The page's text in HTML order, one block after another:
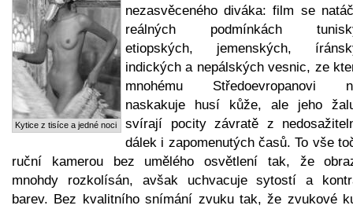
Kytice z tisíce a jedné noci
nezasvěceného diváka: film se
reálných podmínkách
etiopských, jemenských,
indických a nepálských vesnic, ze
mnohému Středoevropanovi
naskakuje husí kůže, ale jeho
svírají pocity závratě z
dálek i zapomenutých časů. To vše
ruční kamerou bez umělého osvětlení tak, že
mnohdy rozkolísán, avšak uchvacuje sytostí a
barev. Bez kvalitního snímání zvuku tak, že zvukové